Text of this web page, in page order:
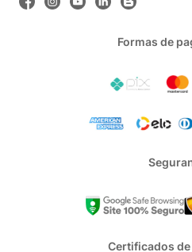
Formas de
Certificados